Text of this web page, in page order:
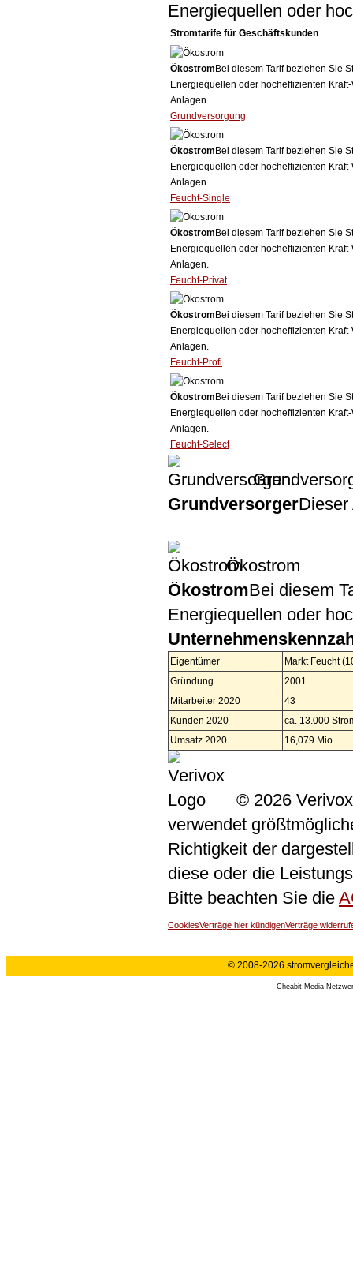
Energiequellen oder
Stromtarife für Geschäftskunden
Ökostrom Bei diesem Tarif beziehen Sie
Energiequellen oder hocheffizienten
Anlagen.
Grundversorgung
Ökostrom Bei diesem Tarif beziehen Sie
Energiequellen oder hocheffizienten
Anlagen.
Feucht-Single
Ökostrom Bei diesem Tarif beziehen Sie
Energiequellen oder hocheffizienten
Anlagen.
Feucht-Privat
Ökostrom Bei diesem Tarif beziehen Sie
Energiequellen oder hocheffizienten
Anlagen.
Feucht-Profi
Ökostrom Bei diesem Tarif beziehen Sie
Energiequellen oder hocheffizienten
Anlagen.
Feucht-Select
GrundversorgerDieser
Ökostrom
ÖkostromBei diesem
Energiequellen oder
Eigentümer
Markt Feucht
Gründung
2001
Mitarbeiter 2020
43
Kunden 2020
ca. 13.000
Umsatz 2020
16,079 Mio.
© 2026
verwendet
Richtigkeit der
diese oder die
Bitte beachten Sie die
CookiesVerträge hier kündigenVerträge
© 2008-2026
Cheabit Media